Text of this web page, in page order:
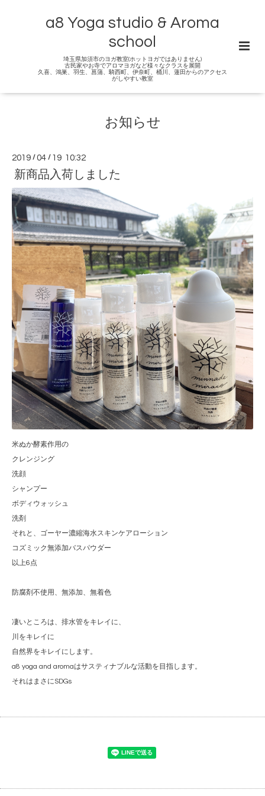
a8 Yoga studio & Aroma
school
埼玉県加須市のヨガ教室(ホットヨガではありません)
古民家やお寺でアロマヨガなど様々なクラスを展開
久喜、鴻巣、羽生、菖蒲、騎西町、伊奈町、桶川、蓮田からのアクセス
がしやすい教室
お知らせ
2019 /04 / 19 10:32
新商品入荷しました
米ぬか酵素作用の
クレンジング
洗顔
シャンプー
ボディウォッシュ
洗剤
それと、ゴーヤー濃縮海水スキンケアローション
コズミック無添加バスパウダー
以上6点
防腐剤不使用、無添加、無着色
凄いところは、排水管をキレイに、
川をキレイに
自然界をキレイにします。
a8 yoga and aromaはサスティナブルな活動を目指します。
それはまさにSDGs